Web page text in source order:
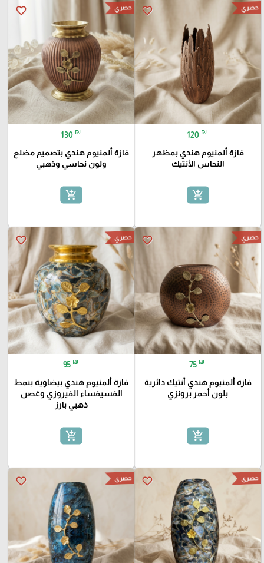
favorite_border حصري
120 ₪
فازة ألمنيوم هندي بمظهر
النحاس الأنتيك
add_shopping_cart
favorite_border حصري
130 ₪
فازة ألمنيوم هندي بتصميم مضلع
ولون نحاسي وذهبي
add_shopping_cart
favorite_border حصري
75 ₪
فازة ألمنيوم هندي أنتيك دائرية
بلون أحمر برونزي
add_shopping_cart
favorite_border حصري
95 ₪
فازة ألمنيوم هندي بيضاوية بنمط
الفسيفساء الفيروزي وغصن
ذهبي بارز
add_shopping_cart
favorite_border حصري favorite_border حصري